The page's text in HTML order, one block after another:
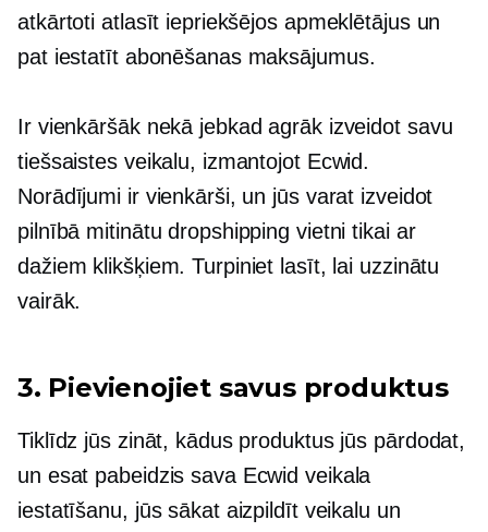
atkārtoti atlasīt iepriekšējos apmeklētājus un
pat iestatīt abonēšanas maksājumus.
Ir vienkāršāk nekā jebkad agrāk izveidot savu
tiešsaistes veikalu, izmantojot Ecwid.
Norādījumi ir vienkārši, un jūs varat izveidot
pilnībā mitinātu dropshipping vietni tikai ar
dažiem klikšķiem. Turpiniet lasīt, lai uzzinātu
vairāk.
3. Pievienojiet savus produktus
Tiklīdz jūs zināt, kādus produktus jūs pārdodat,
un esat pabeidzis sava Ecwid veikala
iestatīšanu, jūs sākat aizpildīt veikalu un